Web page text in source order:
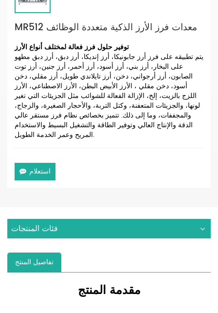
MR512 معدات فرز الأرز الذكية متعددة الوظائف
توفير حلول فرز فعالة لمختلف أنواع الأرز
يتم تطبيقه على فرز أرز جابونيكا، أرز إنديكا، أرز دبق، أرز دبق مطهو
على البخار، أرز بني، أرز أسود، أرز أحمر، أرز جنين، أرز توت
الصابون، أرز أرجواني، دخن، أرز تايلاندي طويل، أرز مقلي، دخن
أسود، دخن مقلي ، الأرز الأبيض البطن، الأرز الاصطناعي، الأرز
اللزج بالزيت، إلخ، الإزالة الفعالة للشوائب مثل الجزيئات التي تغير
لونها، والجزيئات المتعفنة، وكتل التربة، والأحجار الصغيرة، والزجاج،
والمجففات، وما إلى ذلك. تتميز بخصائص نظام فرز مستقر عالي
الدقة والإنتاج العالي وتوفير الطاقة والتشغيل البسيط والاستخدام
المريح وعمر الخدمة الطويل.
استعلام
فئات المنتجات
تفاصيل المنتج
مقدمة المنتج